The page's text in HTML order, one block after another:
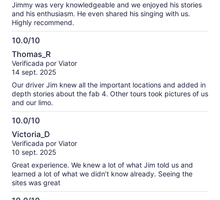
Jimmy was very knowledgeable and we enjoyed his stories
and his enthusiasm. He even shared his singing with us.
Highly recommend.
10.0/10
10.0
de
10
Thomas_R
Verificada por Viator
14 sept. 2025
Our driver Jim knew all the important locations and added in
depth stories about the fab 4. Other tours took pictures of us
and our limo.
10.0/10
10.0
de
10
Victoria_D
Verificada por Viator
10 sept. 2025
Great experience. We knew a lot of what Jim told us and
learned a lot of what we didn’t know already. Seeing the
sites was great